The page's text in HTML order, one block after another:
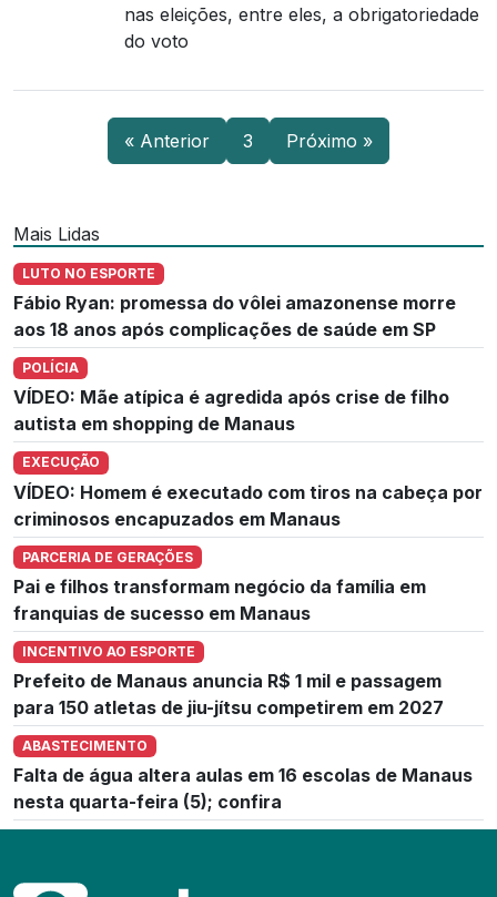
nas eleições, entre eles, a obrigatoriedade
do voto
« Anterior 3 Próximo »
Mais Lidas
LUTO NO ESPORTE
Fábio Ryan: promessa do vôlei amazonense morre
aos 18 anos após complicações de saúde em SP
POLÍCIA
VÍDEO: Mãe atípica é agredida após crise de filho
autista em shopping de Manaus
EXECUÇÃO
VÍDEO: Homem é executado com tiros na cabeça por
criminosos encapuzados em Manaus
PARCERIA DE GERAÇÕES
Pai e filhos transformam negócio da família em
franquias de sucesso em Manaus
INCENTIVO AO ESPORTE
Prefeito de Manaus anuncia R$ 1 mil e passagem
para 150 atletas de jiu-jítsu competirem em 2027
ABASTECIMENTO
Falta de água altera aulas em 16 escolas de Manaus
nesta quarta-feira (5); confira